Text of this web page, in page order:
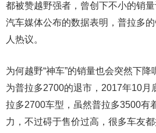
都被赞越野强者，曾创下不小的销
汽车媒体公布的数据表明，普拉多的
人热议。
为何越野“神车”的销量也会突然下
为普拉多2700的退市，2017年10月
拉多2700车型，虽然普拉多3500有
力，不过碍于售价过高，很多车友